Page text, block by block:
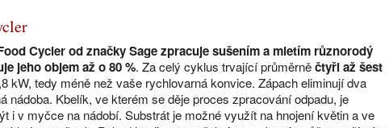
Cycler od značky Sage zpracuje sušením a mletím různorodý
jeho objem až o 80 %. Za celý cyklus trvající průměrněčtyři až šest
kW, tedy méně než vaše rychlovarná konvice. Zápach eliminují dva
nádoba. Kbelík, ve kterém se děje proces zpracování odpadu, je
i v myčce na nádobí. Substrát je možné využít na hnojení květin a ve